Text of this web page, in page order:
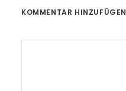
KOMMENTAR HINZUFÜGEN